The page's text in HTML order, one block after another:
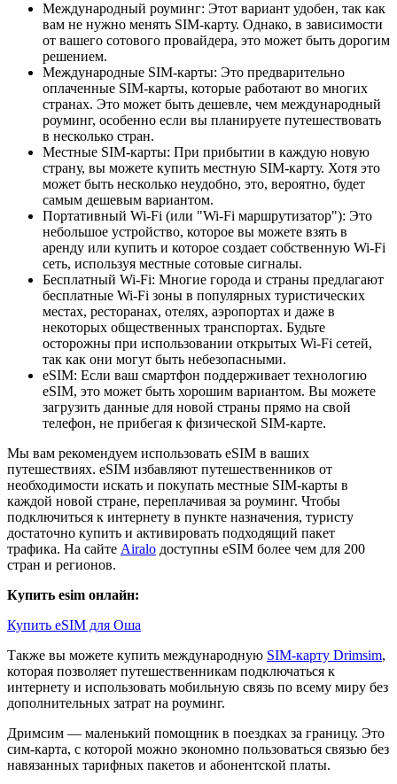
Международный роуминг: Этот вариант удобен, так как
вам не нужно менять SIM-карту. Однако, в зависимости
от вашего сотового провайдера, это может быть дорогим
решением.
Международные SIM-карты: Это предварительно
оплаченные SIM-карты, которые работают во многих
странах. Это может быть дешевле, чем международный
роуминг, особенно если вы планируете путешествовать
в несколько стран.
Местные SIM-карты: При прибытии в каждую новую
страну, вы можете купить местную SIM-карту. Хотя это
может быть несколько неудобно, это, вероятно, будет
самым дешевым вариантом.
Портативный Wi-Fi (или "Wi-Fi маршрутизатор"): Это
небольшое устройство, которое вы можете взять в
аренду или купить и которое создает собственную Wi-Fi
сеть, используя местные сотовые сигналы.
Бесплатный Wi-Fi: Многие города и страны предлагают
бесплатные Wi-Fi зоны в популярных туристических
местах, ресторанах, отелях, аэропортах и даже в
некоторых общественных транспортах. Будьте
осторожны при использовании открытых Wi-Fi сетей,
так как они могут быть небезопасными.
eSIM: Если ваш смартфон поддерживает технологию
eSIM, это может быть хорошим вариантом. Вы можете
загрузить данные для новой страны прямо на свой
телефон, не прибегая к физической SIM-карте.
Мы вам рекомендуем использовать eSIM в ваших
путешествиях. eSIM избавляют путешественников от
необходимости искать и покупать местные SIM-карты в
каждой новой стране, переплачивая за роуминг. Чтобы
подключиться к интернету в пункте назначения, туристу
достаточно купить и активировать подходящий пакет
трафика. На сайте Airalo доступны eSIM более чем для 200
стран и регионов.
Купить esim онлайн:
Купить eSIM для Оша
Также вы можете купить международную SIM-карту Drimsim,
которая позволяет путешественникам подключаться к
интернету и использовать мобильную связь по всему миру без
дополнительных затрат на роуминг.
Дримсим — маленький помощник в поездках за границу. Это
сим-карта, с которой можно экономно пользоваться связью без
навязанных тарифных пакетов и абонентской платы.